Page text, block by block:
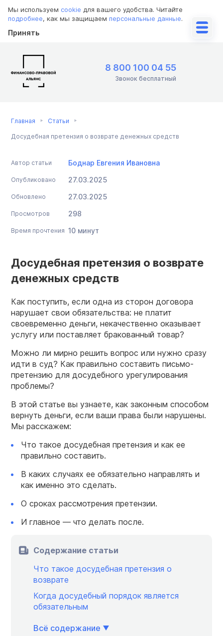
Мы используем cookie для вашего удобства. Читайте
подробнее, как мы защищаем персональные данные.
Принять
8 800 100 04 55
Звонок бесплатный
Главная Статьи
Досудебная претензия о возврате денежных средств
Автор статьи Боднар Евгения Ивановна
Опубликовано 27.03.2025
Обновлено 27.03.2025
Просмотров 298
Время прочтения 10 минут
Досудебная претензия о возврате
денежных средств
Как поступить, если одна из сторон договора
нарушает свои обязательства: не платит
своевременно деньги, некачественно оказывает
услугу или поставляет бракованный товар?
Можно ли мирно решить вопрос или нужно сразу
идти в суд? Как правильно составить письмо-
претензию для досудебного урегулирования
проблемы?
В этой статье вы узнаете, как законным способом
вернуть деньги, если ваши права были нарушены.
Мы расскажем:
Что такое досудебная претензия и как ее
правильно составить.
В каких случаях ее обязательно направлять и
как именно это сделать.
О сроках рассмотрения претензии.
И главное — что делать после.
Содержание статьи
Что такое досудебная претензия о
возврате
Когда досудебный порядок является
обязательным
Всё содержание